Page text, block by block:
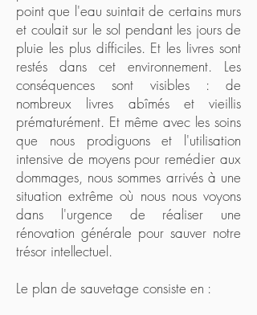
point que l'eau suintait de certains murs
et coulait sur le sol pendant les jours de
pluie les plus difficiles. Et les livres sont
restés dans cet environnement. Les
conséquences sont visibles : de
nombreux livres abîmés et vieillis
prématurément. Et même avec les soins
que nous prodiguons et l'utilisation
intensive de moyens pour remédier aux
dommages, nous sommes arrivés à une
situation extrême où nous nous voyons
dans l'urgence de réaliser une
rénovation générale pour sauver notre
trésor intellectuel.
Le plan de sauvetage consiste en :